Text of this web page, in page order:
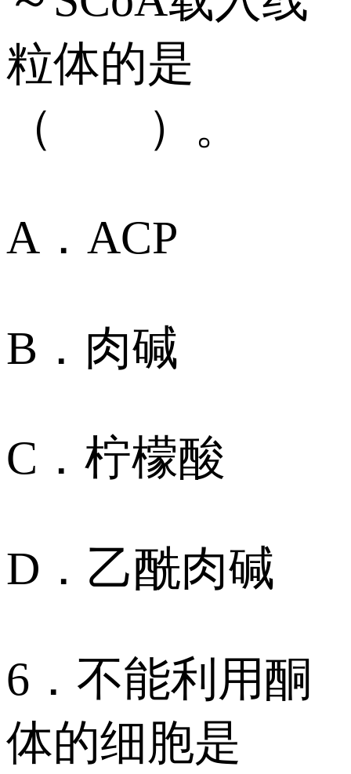
粒体的是
（ ）。
A．ACP
B．肉碱
C．柠檬酸
D．乙酰肉碱
6．不能利用酮
体的细胞是